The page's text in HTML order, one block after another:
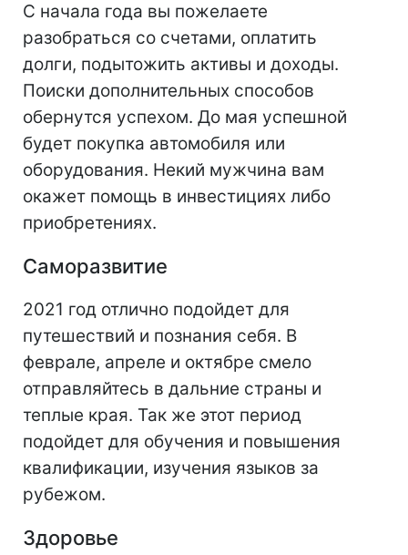
С начала года вы пожелаете
разобраться со счетами, оплатить
долги, подытожить активы и доходы.
Поиски дополнительных способов
обернутся успехом. До мая успешной
будет покупка автомобиля или
оборудования. Некий мужчина вам
окажет помощь в инвестициях либо
приобретениях.
Саморазвитие
2021 год отлично подойдет для
путешествий и познания себя. В
феврале, апреле и октябре смело
отправляйтесь в дальние страны и
теплые края. Так же этот период
подойдет для обучения и повышения
квалификации, изучения языков за
рубежом.
Здоровье